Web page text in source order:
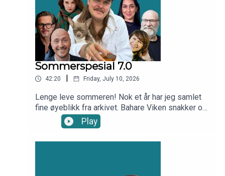
Sommerspesial 7.0
42:20 Friday, July 10, 2026
Lenge leve sommeren! Nok et år har jeg samlet
fine øyeblikk fra arkivet. Bahare Viken snakker om
hvordan det var å bli kalt personlighetsløs på
«Farmen kjendis», Ingar Helge Gimle snakker om
at det er viktig å sette pris på de unge som
Play